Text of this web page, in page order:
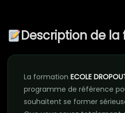
Description de
La formation ECOLE
programme de référence
souhaitent se former